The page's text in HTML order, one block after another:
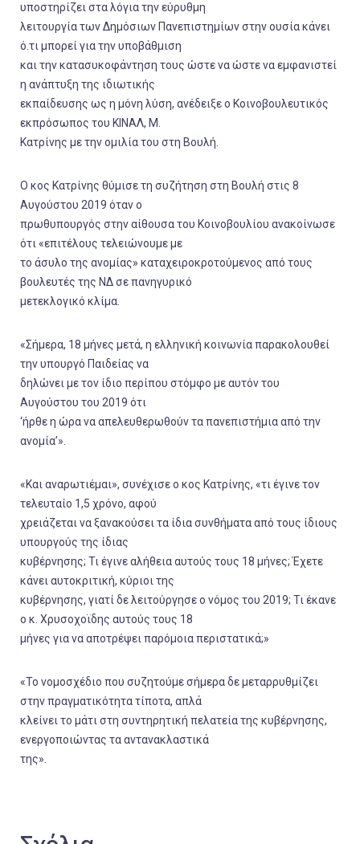
υποστηρίζει στα λόγια την εύρυθμη
λειτουργία των Δημόσιων Πανεπιστημίων στην ουσία κάνει
ό.τι μπορεί για την υποβάθμιση
και την κατασυκοφάντηση τους ώστε να ώστε να εμφανιστεί
η ανάπτυξη της ιδιωτικής
εκπαίδευσης ως η μόνη λύση, ανέδειξε ο Κοινοβουλευτικός
εκπρόσωπος του ΚΙΝΑΛ, Μ.
Κατρίνης με την ομιλία του στη Βουλή.
Ο κος Κατρίνης θύμισε τη συζήτηση στη Βουλή στις 8
Αυγούστου 2019 όταν ο
πρωθυπουργός στην αίθουσα του Κοινοβουλίου ανακοίνωσε
ότι «επιτέλους τελειώνουμε με
το άσυλο της ανομίας» καταχειροκροτούμενος από τους
βουλευτές της ΝΔ σε πανηγυρικό
μετεκλογικό κλίμα.
«Σήμερα, 18 μήνες μετά, η ελληνική κοινωνία παρακολουθεί
την υπουργό Παιδείας να
δηλώνει με τον ίδιο περίπου στόμφο με αυτόν του
Αυγούστου του 2019 ότι
‘ήρθε η ώρα να απελευθερωθούν τα πανεπιστήμια από την
ανομία’».
«Και αναρωτιέμαι», συνέχισε ο κος Κατρίνης, «τι έγινε τον
τελευταίο 1,5 χρόνο, αφού
χρειάζεται να ξανακούσει τα ίδια συνθήματα από τους ίδιους
υπουργούς της ίδιας
κυβέρνησης; Τι έγινε αλήθεια αυτούς τους 18 μήνες; Έχετε
κάνει αυτοκριτική, κύριοι της
κυβέρνησης, γιατί δε λειτούργησε ο νόμος του 2019; Τι έκανε
ο κ. Χρυσοχοϊδης αυτούς τους 18
μήνες για να αποτρέψει παρόμοια περιστατικά;»
«Το νομοσχέδιο που συζητούμε σήμερα δε μεταρρυθμίζει
στην πραγματικότητα τίποτα, απλά
κλείνει το μάτι στη συντηρητική πελατεία της κυβέρνησης,
ενεργοποιώντας τα αντανακλαστικά
της».